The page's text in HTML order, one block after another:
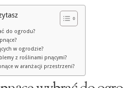
do ogrodu?
w ogrodzie?
z roślinami pnącymi?
w aranżacji przestrzeni?